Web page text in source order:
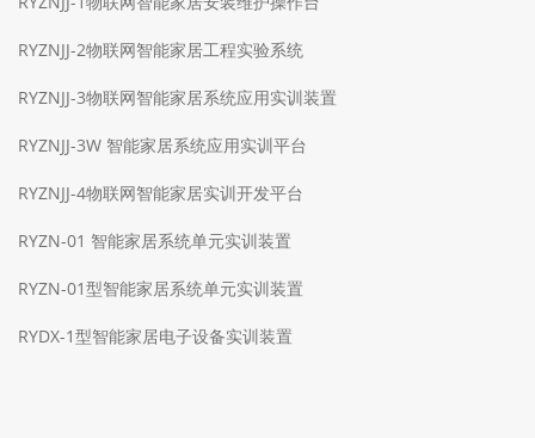
RYZNJJ-2物联网智能家居工程实验系统
RYZNJJ-3物联网智能家居系统应用实训装置
RYZNJJ-3W 智能家居系统应用实训平台
RYZNJJ-4物联网智能家居实训开发平台
RYZN-01 智能家居系统单元实训装置
RYZN-01型智能家居系统单元实训装置
RYDX-1型智能家居电子设备实训装置